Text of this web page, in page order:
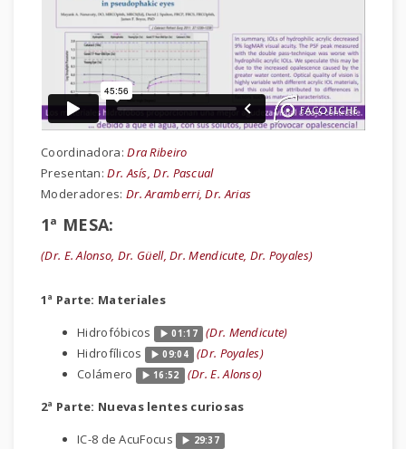
Coordinadora:Dra Ribeiro
Presentan:Dr. Asís, Dr. Pascual
Moderadores: Dr. Aramberri, Dr. Arias
1ª MESA:
(Dr. E. Alonso, Dr. Güell, Dr. Mendicute, Dr. Poyales)
1ª Parte: Materiales
Hidrofóbicos
01:17
(Dr. Mendicute)
Hidrofílicos
09:04
(Dr. Poyales)
Colámero
16:52
(Dr. E. Alonso)
2ª Parte: Nuevas lentes curiosas
IC-8 de AcuFocus
29:37